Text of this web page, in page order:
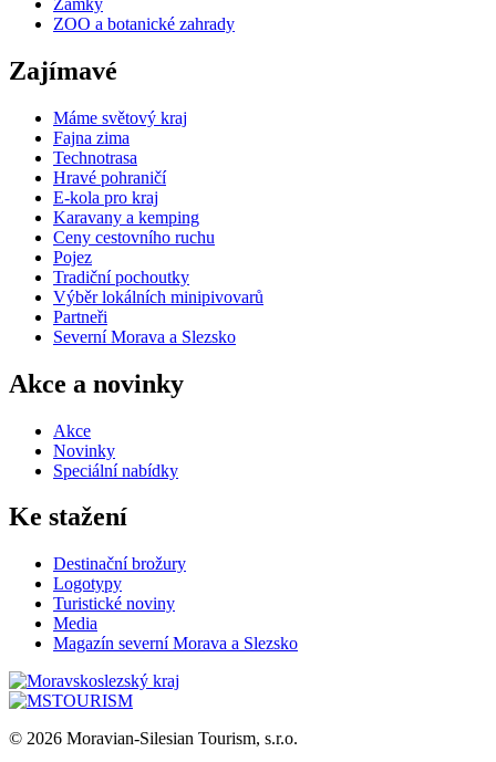
ZOO a botanické zahrady
Zajímavé
Máme světový kraj
Fajna zima
Technotrasa
Hravé pohraničí
E-kola pro kraj
Karavany a kemping
Ceny cestovního ruchu
Pojez
Tradiční pochoutky
Výběr lokálních minipivovarů
Partneři
Severní Morava a Slezsko
Akce a novinky
Akce
Novinky
Speciální nabídky
Ke stažení
Destinační brožury
Logotypy
Turistické noviny
Media
Magazín severní Morava a Slezsko
© 2026 Moravian-Silesian Tourism, s.r.o.